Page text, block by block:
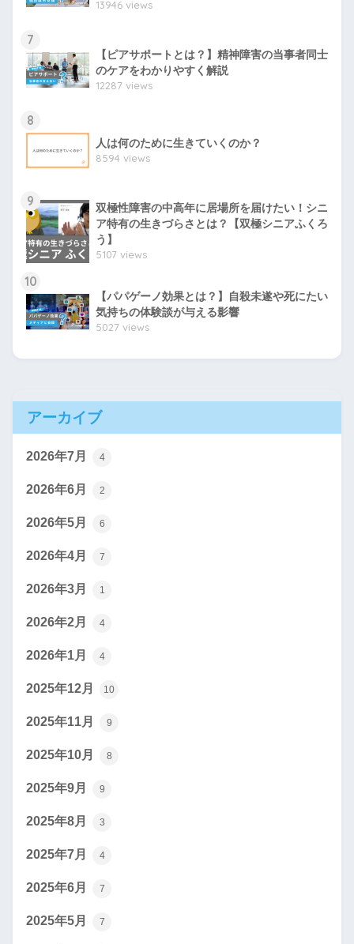
13946 views
7
【ピアサポートとは？】精神障害の当事者同士
のケアをわかりやすく解説
12287 views
8
人は何のために生きていくのか？
8594 views
9
双極性障害の中高年に居場所を届けたい！シニ
ア特有の生きづらさとは？【双極シニアふくろ
う】
5107 views
10
【パパゲーノ効果とは？】自殺未遂や死にたい
気持ちの体験談が与える影響
5027 views
アーカイブ
2026年7月 4
2026年6月 2
2026年5月 6
2026年4月 7
2026年3月 1
2026年2月 4
2026年1月 4
2025年12月 10
2025年11月 9
2025年10月 8
2025年9月 9
2025年8月 3
2025年7月 4
2025年6月 7
2025年5月 7